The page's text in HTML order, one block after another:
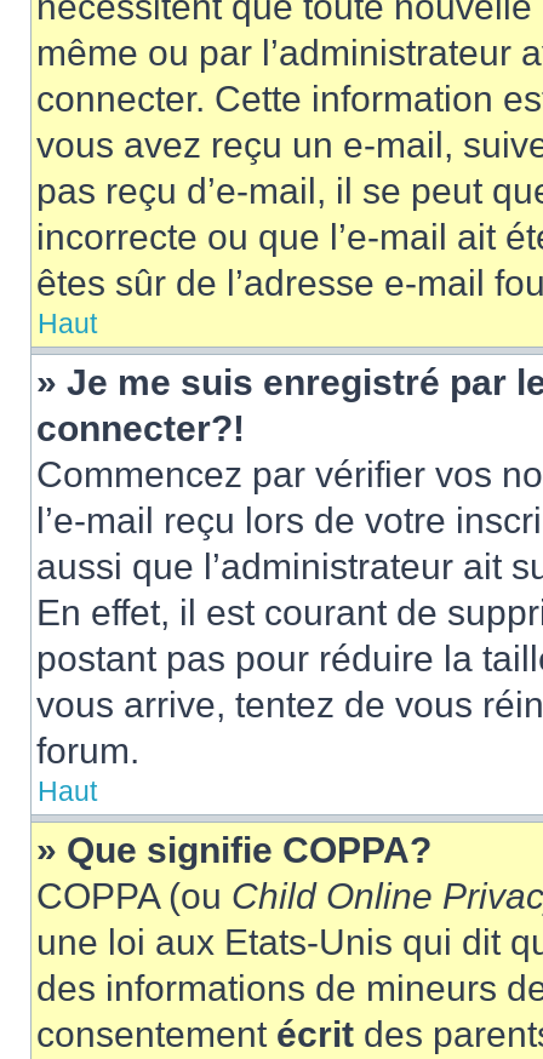
même ou par l’administrateur
connecter. Cette information
vous avez reçu un e-mail,
pas reçu d’e-mail, il se peut
incorrecte ou que l’e-mail ait
êtes sûr de l’adresse e-mail
Haut
» Je me suis enregistré par
connecter?!
Commencez par vérifier vos
l’e-mail reçu lors de votre
aussi que l’administrateur ait
En effet, il est courant de
postant pas pour réduire la
vous arrive, tentez de vous
forum.
Haut
» Que signifie COPPA?
COPPA (ou Child Online
une loi aux Etats-Unis qui dit
des informations de mineurs
consentement écrit des